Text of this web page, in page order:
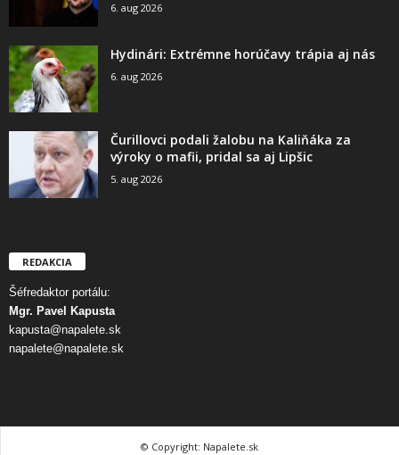
6. aug 2026
Hydinári: Extrémne horúčavy trápia aj nás
6. aug 2026
Čurillovci podali žalobu na Kaliňáka za
výroky o mafii, pridal sa aj Lipšic
5. aug 2026
REDAKCIA
Šéfredaktor portálu:
Mgr. Pavel Kapusta
kapusta@napalete.sk
napalete@napalete.sk
© Copyright: Napalete.sk